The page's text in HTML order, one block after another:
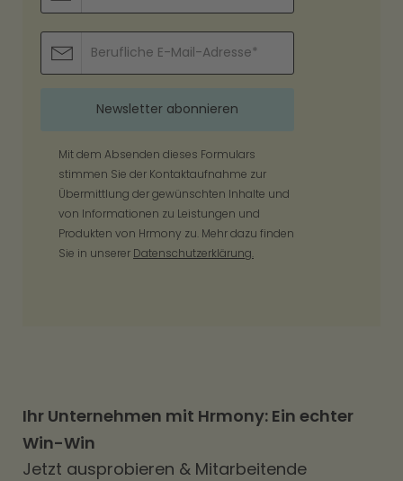
Mit dem Absenden dieses Formulars
stimmen Sie der Kontaktaufnahme zur
Übermittlung der gewünschten Inhalte und
von Informationen zu Leistungen und
Produkten von Hrmony zu. Mehr dazu finden
Sie in unserer Datenschutzerklärung.
Ihr Unternehmen mit Hrmony: Ein echter
Win-Win
Jetzt ausprobieren & Mitarbeitende